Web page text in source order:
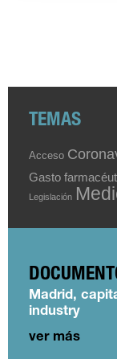
TEMAS
Acceso
Gasto
Legislación
Madrid,
industry
ver más